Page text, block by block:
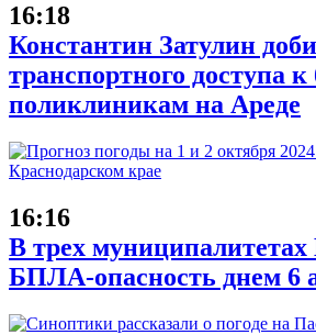
16:18
Константин Затулин
транспортного доступа
поликлиникам на Ареде
16:16
В трех
БПЛА-опасность днем 6